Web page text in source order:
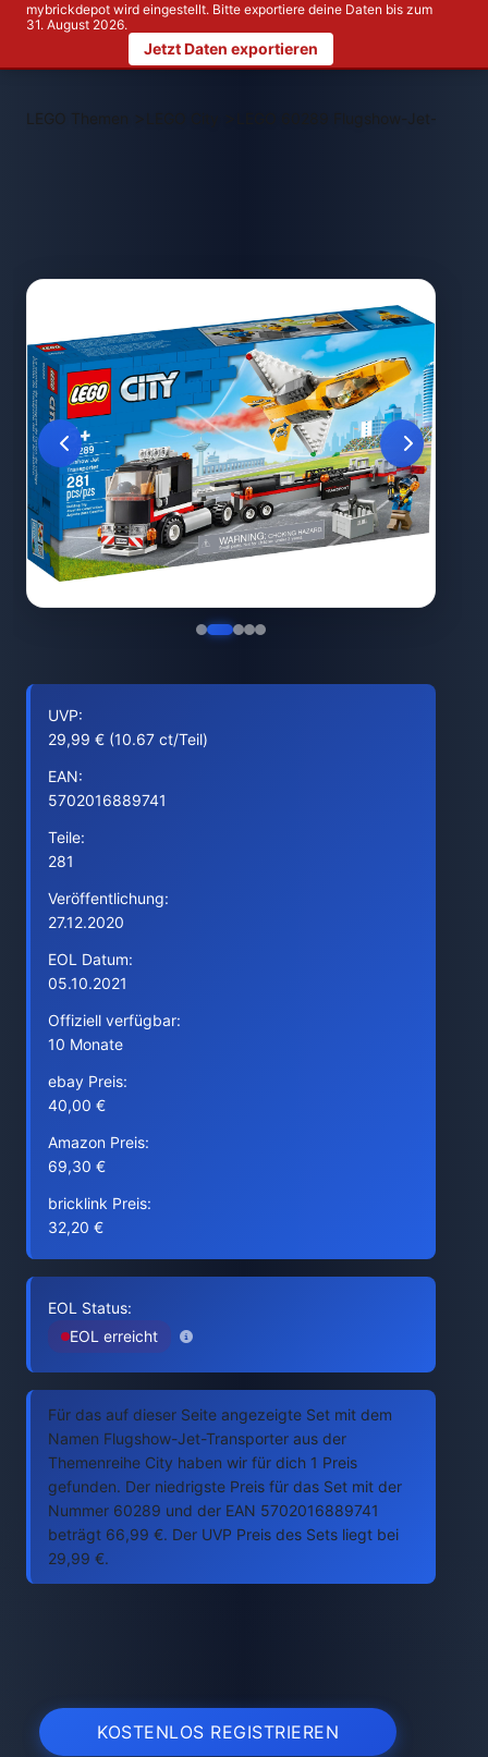
mybrickdepot wird eingestellt. Bitte exportiere deine Daten bis zum
31. August 2026.
Jetzt Daten exportieren
LEGO Themen > LEGO 60289 Flugshow-Jet-
UVP:
29,99 € (10.67 ct/Teil)
EAN:
5702016889741
Teile:
281
Veröffentlichung:
27.12.2020
EOL Datum:
05.10.2021
Offiziell verfügbar:
10 Monate
ebay Preis:
40,00 €
Amazon Preis:
69,30 €
bricklink Preis:
32,20 €
EOL Status:
EOL erreicht
Für das auf dieser Seite angezeigte Set mit dem
Namen Flugshow-Jet-Transporter aus der
Themenreihe City haben wir für dich 1 Preis
gefunden. Der niedrigste Preis für das Set mit der
Nummer 60289 und der EAN 5702016889741
beträgt 66,99 €. Der UVP Preis des Sets liegt bei
29,99 €.
KOSTENLOS REGISTRIEREN